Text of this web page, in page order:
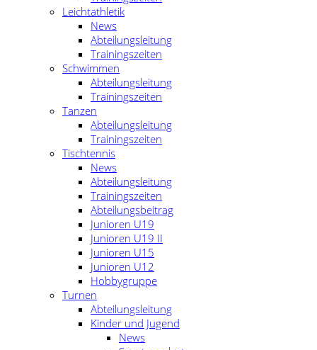
Leichtathletik
News
Abteilungsleitung
Trainingszeiten
Schwimmen
Abteilungsleitung
Trainingszeiten
Tanzen
Abteilungsleitung
Trainingszeiten
Tischtennis
News
Abteilungsleitung
Trainingszeiten
Abteilungsbeitrag
Junioren U19
Junioren U19 II
Junioren U15
Junioren U12
Hobbygruppe
Turnen
Abteilungsleitung
Kinder und Jugend
News